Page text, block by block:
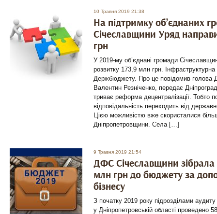
10 Травня 2019 21:38
На підтримку об’єднаних
Січеславщини Уряд
грн
У 2019-му об’єднані громади
розвитку 173,9 млн грн. Інфраструктурна
Держбюджету. Про це повідомив голова
Валентин Резніченко, передає
триває реформа децентралізації. Тобто
відповідальність переходить від
Цією можливістю вже скористалися
Дніпропетровщини. Села […]
9 Травня 2019 21:54
ДФС Січеславщини зібрала
млн грн до бюджету за
бізнесу
З початку 2019 року підрозділами
у Дніпропетровській області проведено